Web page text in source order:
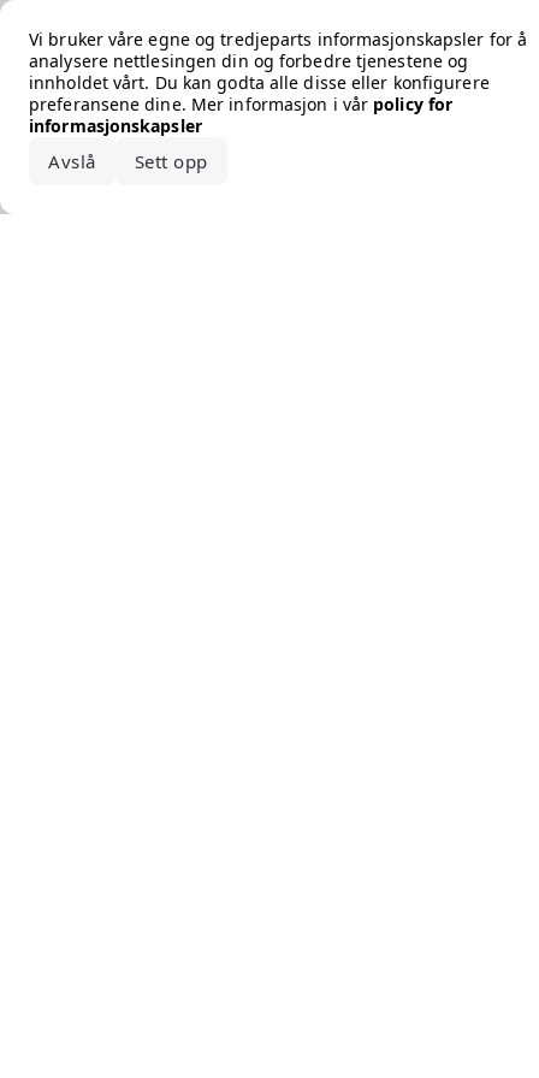
Vi bruker våre egne og tredjeparts informasjonskapsler for å
analysere nettlesingen din og forbedre tjenestene og
innholdet vårt. Du kan godta alle disse eller konfigurere
preferansene dine. Mer informasjon i vår policy for
informasjonskapsler
Avslå Sett opp
Error loading the brand